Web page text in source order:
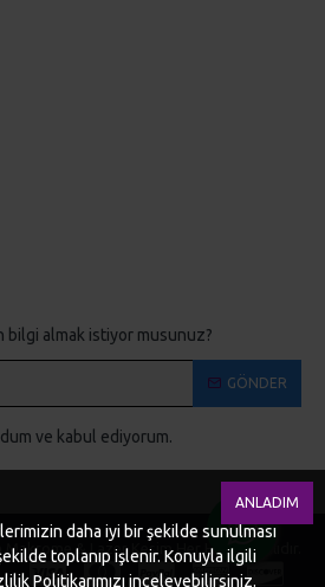
bilgi almak istiyor musunuz?
GÖNDER
ve kabul ediyorum.
& Lazer Kesim Her Hakkı Saklıdır.
ANLADIM
daha iyi bir şekilde sunulması
toplanıp işlenir. Konuyla ilgili
Politikarımızı inceleyebilirsiniz.